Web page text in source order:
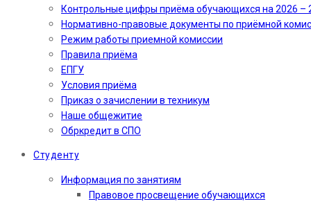
Контрольные цифры приёма обучающихся на 2026 –
Нормативно-правовые документы по приёмной
Режим работы приемной комиссии
Правила приёма
ЕПГУ
Условия приёма
Приказ о зачислении в техникум
Наше общежитие
Обркредит в СПО
Студенту
Информация по занятиям
Правовое просвещение обучающихся